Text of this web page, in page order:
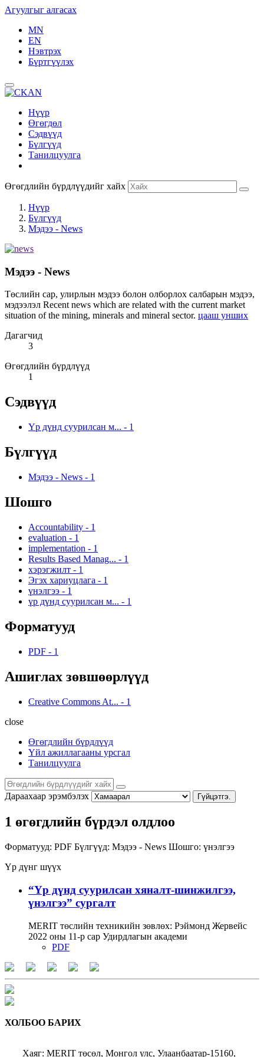
Агуулгыг алгасах
MN
EN
Нэвтрэх
Бүртгүүлэх
Нүүр
Өгөгдөл
Сэдвүүд
Бүлгүүд
Танилцуулга
Өгөгдлийн бүрдлүүдийг хайх
Нүүр
Бүлгүүд
Мэдээ - News
Мэдээ - News
Төслийн сар, улирлын мэдээ болон олборлох салбарын мэдээ,
мэдээлэл Recent news which are related with the current market
situation of the mining, minerals and mineral sector. цааш унших
Дагагчид
3
Өгөгдлийн бүрдлүүд
1
Сэдвүүд
Үр дүнд суурилсан м... - 1
Бүлгүүд
Мэдээ - News - 1
Шошго
Accountability - 1
evaluation - 1
implementation - 1
Results Based Manag... - 1
хэрэгжилт - 1
Эгэх хариуцлага - 1
үнэлгээ - 1
үр дүнд суурилсан м... - 1
Форматууд
PDF - 1
Ашиглах зөвшөөрлүүд
Creative Commons At... - 1
close
Өгөгдлийн бүрдлүүд
Үйл ажиллагааны урсгал
Танилцуулга
Дараахаар эрэмбэлэх Гүйцэтгэ.
1 өгөгдлийн бүрдэл олдлоо
Форматууд: PDF Бүлгүүд: Мэдээ - News Шошго: үнэлгээ
Үр дүнг шүүх
“Үр дүнд суурилсан хяналт-шинжилгээ,
үнэлгээ” сургалт
MERIT төслийн техникийн зөвлөх: Рэймонд Жервейс
2022 оны 11-р сар Удирдлагын академи
PDF
ХОЛБОО БАРИХ
Хаяг: MERIT төсөл, Монгол улс, Улаанбаатар-15160,